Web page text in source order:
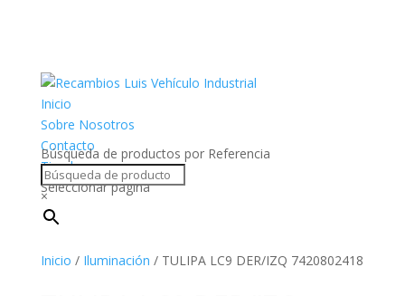
Inicio
Sobre Nosotros
Contacto
Tienda
Seleccionar página
Búsqueda de productos por Referencia
×
Inicio / Iluminación / TULIPA LC9 DER/IZQ 7420802418